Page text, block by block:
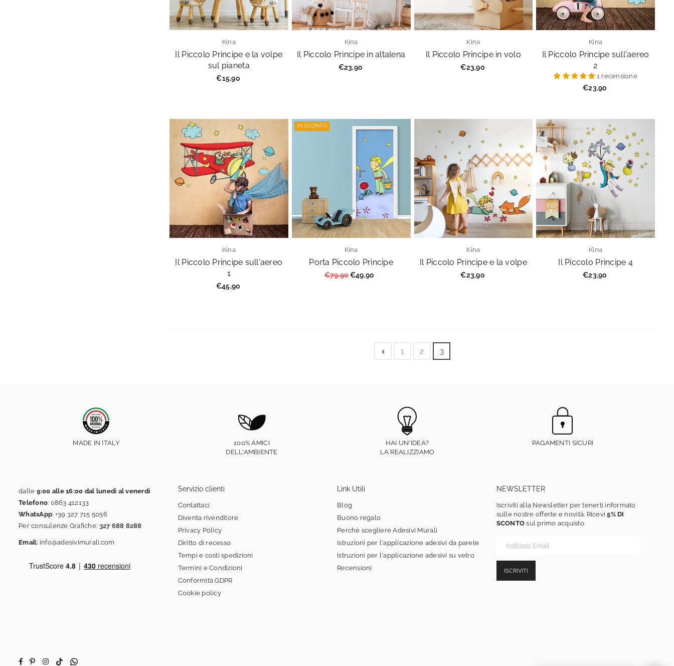
Kina
Il Piccolo Principe e la volpe
sul pianeta
Prezzo
€15,90
Kina
Il Piccolo Principe in altalena
Prezzo
€23,90
Kina
Il Piccolo Principe in volo
Prezzo
€23,90
Kina
Il Piccolo Principe sull'aereo
2
1 recensione
€23,90
Kina
Il Piccolo Principe sull'aereo
1
Prezzo
€45,90
IN SCONTO
Kina
Porta Piccolo Principe
Prezzo
€79,90€49,90
Kina
Il Piccolo Principe e la volpe
Prezzo
€23,90
Kina
Il Piccolo Principe 4
Prezzo
€23,90
1 2 3
MADE IN ITALY
100% AMICI
DELL'AMBIENTE
HAI UN'IDEA?
LA REALIZZIAMO
PAGAMENTI SICURI
dalle 9:00 alle 16:00 dal lunedì al venerdì
Telefono: 0863 412133
WhatsApp: +39 327 715 5056
Per consulenze Grafiche: 327 688 8288
Email: info@adesivimurali.com
Facebook
PinterestInstagram
TikTokWhatsapp
Servizio clienti
Contattaci
Diventa rivenditore
Privacy Policy
Diritto di recesso
Tempi e costi spedizioni
Termini e Condizioni
Conformità GDPR
Cookie policy
Link Utili
Blog
Buono regalo
Perchè scegliere Adesivi Murali
Istruzioni per l'applicazione adesivi da parete
Istruzioni per l'applicazione adesivi su vetro
Recensioni
NEWSLETTER
Iscriviti alla Newsletter per tenerti informato
sulle nostre offerte e novità. Ricevi5% DI
SCONTO sul primo acquisto.
ISCRIVITI